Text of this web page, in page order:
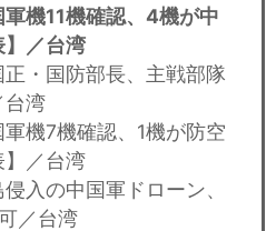
軍機11機確認、4機が中
】／台湾
・国防部長、主戦部隊
台湾
機7機確認、1機が防空
】／台湾
入の中国軍ドローン、
／台湾